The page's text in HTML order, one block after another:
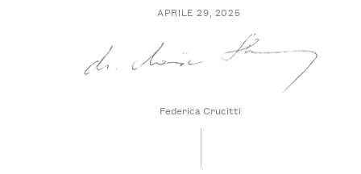
APRILE 29, 2025
Federica Crucitti